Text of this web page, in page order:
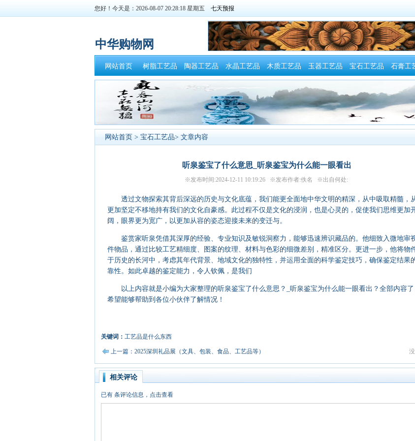
您好！今天是：2026-08-07 20:28:18 星期五
中华购物网
网站首页 树脂工艺品 陶器工艺品 水晶工艺品 木质工艺品 玉器工艺品 宝石工艺品 石膏工
网站首页 > 宝石工艺品> 文章内容
听泉鉴宝了什么意思_听泉鉴宝为什么能一眼看出
※发布时间:2024-12-11 10:19:26 ※发布作者:佚名 ※出自何处:
透过文物探索其背后深远的历史与文化底蕴，我们能更全面地中华文明的精深，从中吸取精髓，
更加坚定不移地持有我们的文化自豪感。此过程不仅是文化的浸润，也是心灵的，促使我们思维更加
阔，眼界更为宽广，以更加从容的姿态迎接未来的变迁与。
鉴赏家听泉凭借其深厚的经验、专业知识及敏锐洞察力，能够迅速辨识藏品的。他细致入微地审
件物品，通过比较工艺精细度、图案的纹理、材料与色彩的细微差别，精准区分。更进一步，他将物
于历史的长河中，考虑其年代背景、地域文化的独特性，并运用全面的科学鉴定技巧，确保鉴定结果
靠性。如此卓越的鉴定能力，令人钦佩，是我们
以上内容就是小编为大家整理的听泉鉴宝了什么意思？_听泉鉴宝为什么能一眼看出？全部内容了
希望能够帮助到各位小伙伴了解情况！
关键词： 工艺品是什么东西
上一篇：2025深圳礼品展（文具、包装、食品、工艺品等）
相关评论
已有 条评论信息，点击查看